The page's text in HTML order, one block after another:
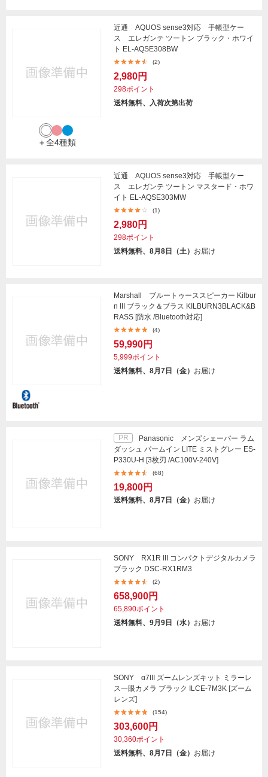
＋全4種類
近通 AQUOS sense3対応 手帳型ケー
ス エレガンテ ツートン ブラック・ホワイ
ト EL-AQSE308BW
(2)
2,980円
298ポイント
送料無料、入荷次第出荷
近通 AQUOS sense3対応 手帳型ケー
ス エレガンテ ツートン マスタード・ホワ
イト EL-AQSE303MW
(1)
2,980円
298ポイント
送料無料、8月8日（土） お届け
Marshall ブルートゥーススピーカー Kilbur
n III ブラック＆ブラス KILBURN3BLACK&B
RASS [防水 /Bluetooth対応]
(4)
59,990円
5,999ポイント
送料無料、8月7日（金） お届け
PR
Panasonic メンズシェーバー ラム
ダッシュ パームイン LITE ミストグレー ES-
P330U-H [3枚刃 /AC100V-240V]
(68)
19,800円
送料無料、8月7日（金） お届け
SONY RX1R III コンパクトデジタルカメラ
ブラック DSC-RX1RM3
(2)
658,900円
65,890ポイント
送料無料、9月9日（水） お届け
SONY α7III ズームレンズキット ミラーレ
ス一眼カメラ ブラック ILCE-7M3K [ズーム
レンズ]
(154)
303,600円
30,360ポイント
送料無料、8月7日（金） お届け